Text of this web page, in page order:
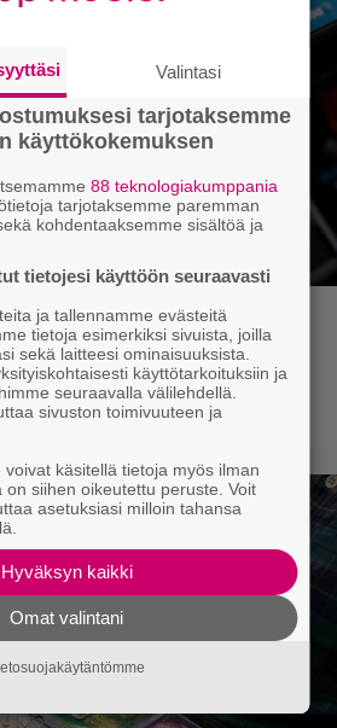
työnhakijan täytyy kertoa
netissä – yrittäjät
laiminlyönnistä
Valintasi
tarjotaksemme
käyttökokemuksen
88 teknologiakumppania
tarjotaksemme paremman
kohdentaaksemme sisältöä ja
tietojesi käyttöön seuraavasti
ja tallennamme evästeitä
tietoja esimerkiksi sivuista, joilla
sekä laitteesi ominaisuuksista.
käyttötarkoituksiin ja
seuraavalla välilehdellä.
sivuston toimivuuteen ja
käsitellä tietoja myös ilman
on siihen oikeutettu peruste. Voit
asetuksiasi milloin tahansa
Hyväksyn kaikki
Omat valintani